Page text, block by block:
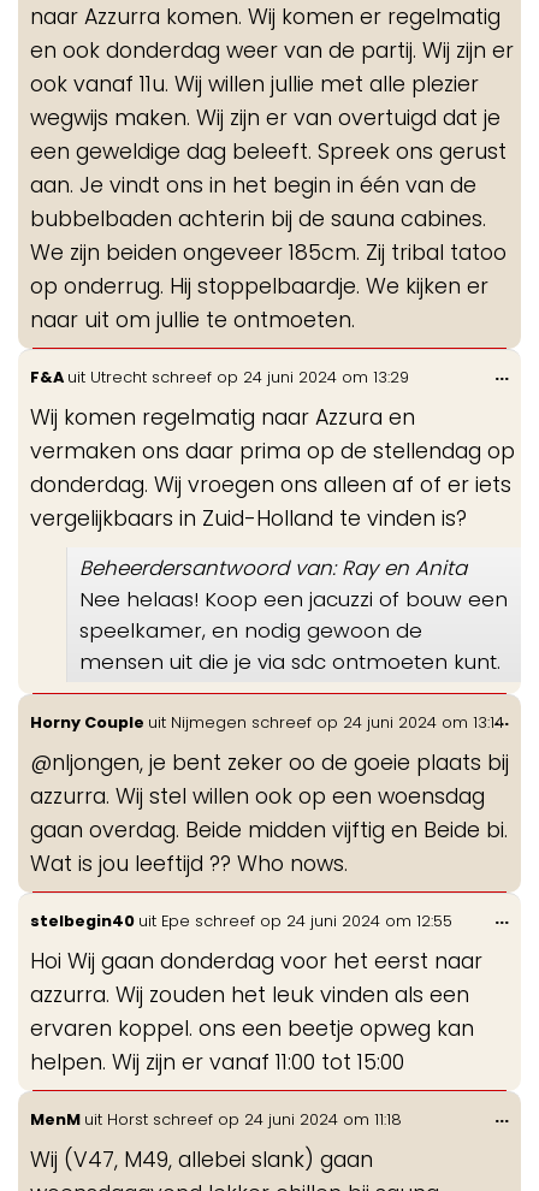
naar Azzurra komen. Wij komen er regelmatig
en ook donderdag weer van de partij. Wij zijn er
ook vanaf 11u. Wij willen jullie met alle plezier
wegwijs maken. Wij zijn er van overtuigd dat je
een geweldige dag beleeft. Spreek ons gerust
aan. Je vindt ons in het begin in één van de
bubbelbaden achterin bij de sauna cabines.
We zijn beiden ongeveer 185cm. Zij tribal tatoo
op onderrug. Hij stoppelbaardje. We kijken er
naar uit om jullie te ontmoeten.
F&A uit Utrecht schreef op 24 juni 2024 om 13:29
Wij komen regelmatig naar Azzura en
vermaken ons daar prima op de stellendag op
donderdag. Wij vroegen ons alleen af of er iets
vergelijkbaars in Zuid-Holland te vinden is?
Beheerdersantwoord van: Ray en Anita
Nee helaas! Koop een jacuzzi of bouw een
speelkamer, en nodig gewoon de
mensen uit die je via sdc ontmoeten kunt.
...
Horny Couple uit Nijmegen schreef op 24 juni 2024 om 13:14
@nljongen, je bent zeker oo de goeie plaats bij
azzurra. Wij stel willen ook op een woensdag
gaan overdag. Beide midden vijftig en Beide bi.
Wat is jou leeftijd ?? Who nows.
...
stelbegin40 uit Epe schreef op 24 juni 2024 om 12:55
Hoi Wij gaan donderdag voor het eerst naar
azzurra. Wij zouden het leuk vinden als een
ervaren koppel. ons een beetje opweg kan
helpen. Wij zijn er vanaf 11:00 tot 15:00
...
MenM uit Horst schreef op 24 juni 2024 om 11:18
Wij (V47, M49, allebei slank) gaan
...